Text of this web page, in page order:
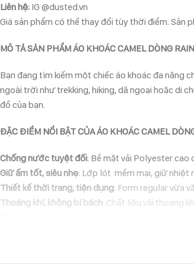
Liên hệ: IG @dusted.vn
Giá sản phẩm có thể thay đổi tùy thời điểm. Sản
MÔ TẢ SẢN PHẨM ÁO KHOÁC CAMEL DÒNG
Bạn đang tìm kiếm một chiếc áo khoác đa năng
ngoài trời như trekking, hiking, dã ngoại hoặc di
đồ của bạn.
ĐẶC ĐIỂM NỔI BẬT CỦA ÁO KHOÁC CAMEL
Chống nước tuyệt đối: Bề mặt vải Polyester
Giữ ấm tốt, siêu nhẹ: Lớp lót mềm mại, giữ nhiệt
Thiết kế thời trang, tiện dụng: Form regular vừa
Thoáng khí, không bí bách: Chất liệu vải thoáng
: Phù hợp cho cả đi phượt,
Để giữ áo khoác luôn bền đẹp và phát huy tối đa